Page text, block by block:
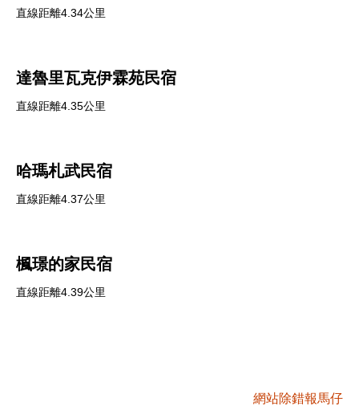
直線距離4.34公里
達魯里瓦克伊霖苑民宿
直線距離4.35公里
哈瑪札武民宿
直線距離4.37公里
楓璟的家民宿
直線距離4.39公里
網站除錯報馬仔